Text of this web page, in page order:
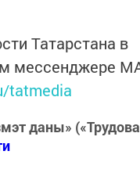
Татарстана в
мессенджере
tatmedia
даны»